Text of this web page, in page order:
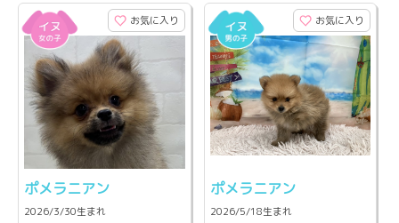
お気に入り
ポメラニアン
2026/3/30生まれ
お気に入り
ポメラニアン
2026/5/18生まれ